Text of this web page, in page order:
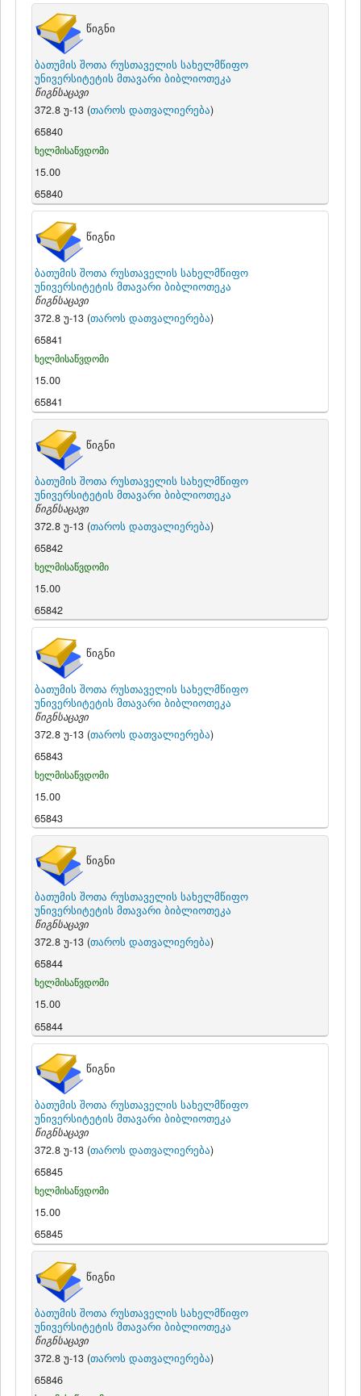
წიგნი
ბათუმის შოთა რუსთაველის სახელმწიფო
უნივერსიტეტის მთავარი ბიბლიოთეკა
წიგნსაცავი
372.8 უ-13 (თაროს დათვალიერება)
65840
ხელმისაწვდომი
15.00
65840
წიგნი
ბათუმის შოთა რუსთაველის სახელმწიფო
უნივერსიტეტის მთავარი ბიბლიოთეკა
წიგნსაცავი
372.8 უ-13 (თაროს დათვალიერება)
65841
ხელმისაწვდომი
15.00
65841
წიგნი
ბათუმის შოთა რუსთაველის სახელმწიფო
უნივერსიტეტის მთავარი ბიბლიოთეკა
წიგნსაცავი
372.8 უ-13 (თაროს დათვალიერება)
65842
ხელმისაწვდომი
15.00
65842
წიგნი
ბათუმის შოთა რუსთაველის სახელმწიფო
უნივერსიტეტის მთავარი ბიბლიოთეკა
წიგნსაცავი
372.8 უ-13 (თაროს დათვალიერება)
65843
ხელმისაწვდომი
15.00
65843
წიგნი
ბათუმის შოთა რუსთაველის სახელმწიფო
უნივერსიტეტის მთავარი ბიბლიოთეკა
წიგნსაცავი
372.8 უ-13 (თაროს დათვალიერება)
65844
ხელმისაწვდომი
15.00
65844
წიგნი
ბათუმის შოთა რუსთაველის სახელმწიფო
უნივერსიტეტის მთავარი ბიბლიოთეკა
წიგნსაცავი
372.8 უ-13 (თაროს დათვალიერება)
65845
ხელმისაწვდომი
15.00
65845
წიგნი
ბათუმის შოთა რუსთაველის სახელმწიფო
უნივერსიტეტის მთავარი ბიბლიოთეკა
წიგნსაცავი
372.8 უ-13 (თაროს დათვალიერება)
65846